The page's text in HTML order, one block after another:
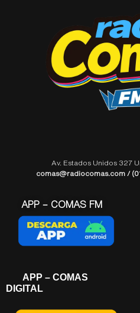
Av. Estados Unidos 327
comas@radiocomas.com /
APP – COMAS FM
APP – COMAS
DIGITAL